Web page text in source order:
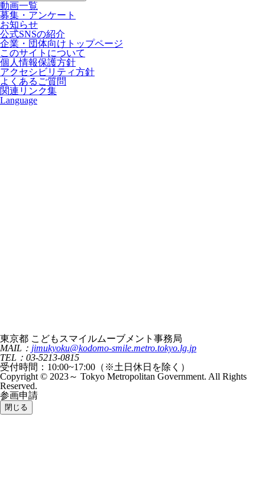
動画一覧
募集・アンケート
お知らせ
公式SNSの紹介
企業・団体向けトップページ
このサイトについて
個人情報保護方針
アクセシビリティ方針
よくあるご質問
関連リンク集
Language
東京都 こどもスマイルムーブメント事務局
MAIL： jimukyoku@kodomo-smile.metro.tokyo.lg.jp
TEL：03-5213-0815
受付時間：10:00~17:00（※土日休日を除く）
Copyright © 2023～ Tokyo Metropolitan Government. All Rights
Reserved.
参画申請
閉じる